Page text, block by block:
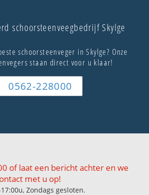
schoorsteenveegbedrijf Skylge
schoorsteenveger in Skylge? Onze
staan direct voor u klaar!
0562-228000
of laat een bericht achter en we
met u op!
Zondags gesloten.